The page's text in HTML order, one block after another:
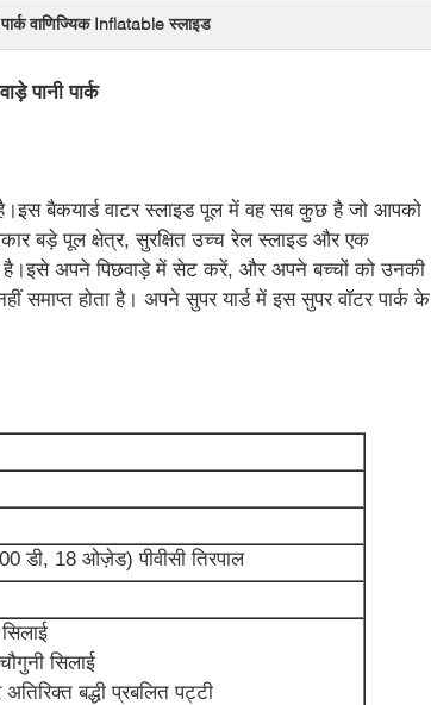
पार्क वाणिज्यिक Inflatable स्लाइड
पानी पार्क
बैकयार्ड वाटर स्लाइड पूल में वह सब कुछ है जो आपको
बड़े पूल क्षेत्र, सुरक्षित उच्च रेल स्लाइड और एक
है।इसे अपने पिछवाड़े में सेट करें, और अपने बच्चों को उनकी
होता है। अपने सुपर यार्ड में इस सुपर वॉटर पार्क के
डी, 18 ओज़ेड) पीवीसी तिरपाल
सिलाई
बद्धी प्रबलित पट्टी